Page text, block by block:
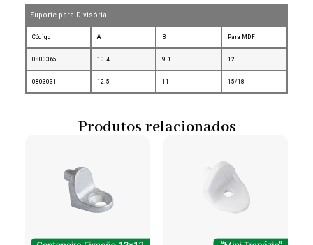
Suporte para Divisória
Código A B Para MDF
0803365 10.4 9.1 12
0803031 12.5 11 15/18
Produtos relacionados